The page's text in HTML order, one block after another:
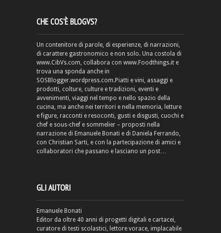
CHE COS’È BLOGVS?
Un contenitore di parole, di esperienze, di narrazioni,
di carattere gastronomico e non solo. Una costola di
www.CibVs.com, collabora con www.Foodthings.it e
trova una sponda anche in
SOSBlogger.wordpress.com.Piatti e vini, assaggi e
prodotti, colture, culture e tradizioni, eventi e
avvenimenti, viaggi nel tempo e nello spazio della
cucina, ma anche nei territori e nella memoria, letture
e figure, racconti e resoconti, gusti e disgusti, cuochi e
chef e sous-chef e sommelier – proposti nella
narrazione di Emanuele Bonati e di Daniela Ferrando,
con Christian Sarti, e con la partecipazione di amici e
collaboratori che passano e lasciano un post…
GLI AUTORI
Emanuele Bonati
Editor da oltre 40 anni di progetti digitali e cartacei,
curatore di testi scolastici, lettore vorace, implacabile